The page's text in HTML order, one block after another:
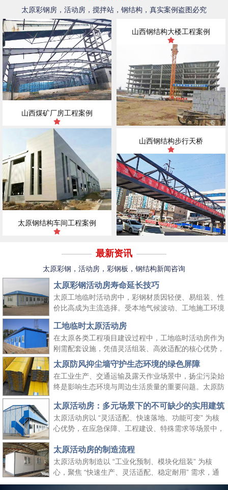
太原彩钢房，活动房，搅拌站，钢结构，真实案例盗图必究
山西煤矿厂房工程案例
山西钢结构大楼工程案例
太原钢结构车间工程案例
山西钢结构步行天桥
最新资讯
太原彩钢，活动房，彩钢板，钢结构新闻咨询
太原彩钢活动房寿命延长技巧
太原工地临时活动房中，彩钢材质因轻便、易组装、性
价比高成为主流选择。受本地气候波动、工地施工环境
握科学的养护方法，既能延长其使用周期、降低工地周
转成本，又能保障太原工地临时活动房的使用安全，适
配长期施工场景需求。
工地临时太原活动房
在太原各类工程项目建设过程中，工地临时活动房作为
刚需配套设施，凭借灵活组装、高效适配的核心优势，
成为保障施工团队生活与工作的重要空间载体。它既能
快速响应工地临时空间需求，又能适配太原本地气候与
施工场景特点，为工程项目顺利推进提供坚实支撑，同
时契合绿色施工、高效管控的行业理念。
太原防风抑尘墙守护生态环境的绿色屏障
在工业生产、交通运输及露天作业场景中，扬尘污染始
终是影响生态环境与周边生活质量的重要问题。太原防
学的结构设计与实用性能，成为各行各业管控扬尘、践
行绿色发展理念的关键选择，为生态保护与生产安全筑
起双重防线。
太原活动房：多元场景下的不可缺少的实用建筑
太原活动房以 “灵活适配、快速落地、功能可变” 为核
心优势，在应急保障、工程建设、特殊需求等场景中，
决了 “临时使用” 的便捷性需求，更填补了传统建筑在
时效性、灵活性与经济性上的空白，是现代社会应对多
元需求的重要建筑补充。
太原活动房的制造流程
太原活动房制造以 “工业化预制、模块化组装” 为核
心，聚焦 “快速生产、灵活适配、稳定耐用” 需求，通
过标准化流程把控各环节，确保成品满足临时办公、居